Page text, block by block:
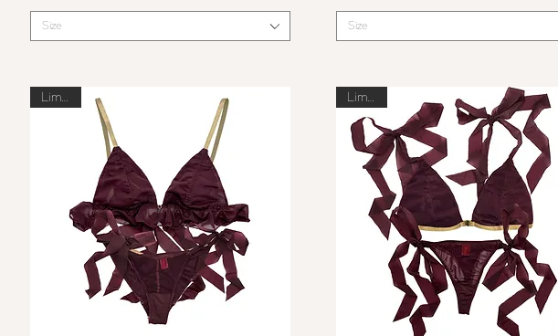
Size Size
Limited Limited